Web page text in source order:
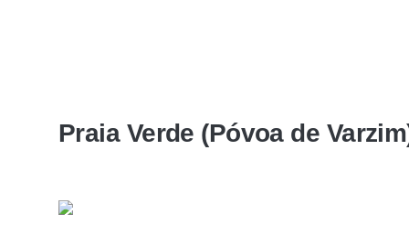
Praia Verde (Póvoa de